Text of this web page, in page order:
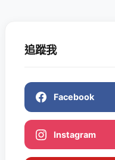
追蹤我
Facebook
Instagram